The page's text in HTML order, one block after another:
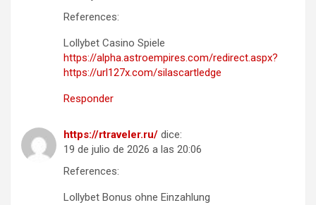
References:
Lollybet Casino Spiele
https://alpha.astroempires.com/redirect.aspx?
https://url127x.com/silascartledge
Responder
https://rtraveler.ru/ dice:
19 de julio de 2026 a las 20:06
References:
Lollybet Bonus ohne Einzahlung